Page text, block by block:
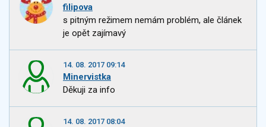
filipova
s pitným režimem nemám problém, ale článek
je opět zajímavý
14. 08. 2017 09:14
Minervistka
Děkuji za info
14. 08. 2017 08:04